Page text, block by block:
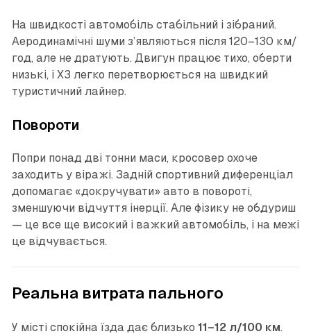
На швидкості автомобіль стабільний і зібраний.
Аеродинамічні шуми з’являються після 120–130 км/
год, але не дратують. Двигун працює тихо, оберти
низькі, і X3 легко перетворюється на швидкий
туристичний лайнер.
Повороти
Попри понад дві тонни маси, кросовер охоче
заходить у віражі. Задній спортивний диференціал
допомагає «докручувати» авто в повороті,
зменшуючи відчуття інерції. Але фізику не обдуриш
— це все ще високий і важкий автомобіль, і на межі
це відчувається.
Реальна витрата пального
У місті спокійна їзда дає близько 11–12 л/100 км.